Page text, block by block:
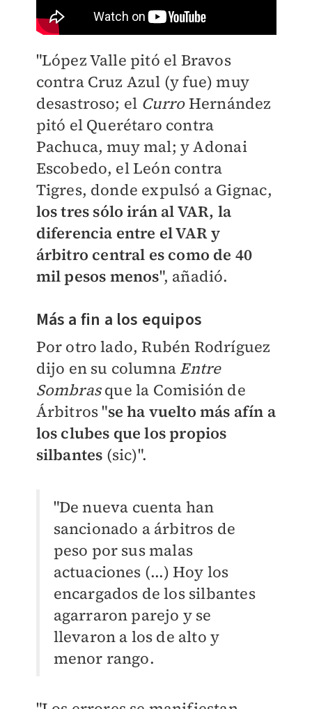
"López Valle pitó el Bravos
contra Cruz Azul (y fue) muy
desastroso; el CurroHernández
pitó el Querétaro contra
Pachuca, muy mal; y Adonai
Escobedo, el León contra
Tigres, donde expulsó a Gignac,
los tres sólo irán al VAR, la
diferencia entre el VAR y
árbitro central es como de 40
mil pesos menos", añadió.
Más a fin a los equipos
Por otro lado, Rubén Rodríguez
dijo en su columna Entre
Sombrasque la Comisión de
Árbitros "se ha vuelto más afín a
los clubes que los propios
silbantes (sic)".
"De nueva cuenta han
sancionado a árbitros de
peso por sus malas
actuaciones (...) Hoy los
encargados de los silbantes
agarraron parejo y se
llevaron a los de alto y
menor rango.